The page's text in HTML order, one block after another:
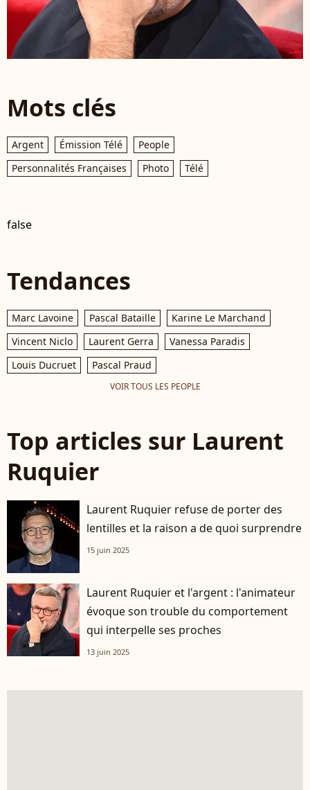
Mots clés
Argent Émission Télé
People
Personnalités Françaises
Photo Télé
false
Tendances
Marc Lavoine Pascal Bataille
Karine Le Marchand
Vincent Niclo
Laurent Gerra
Vanessa Paradis
Louis Ducruet
Pascal Praud
VOIR TOUS LES PEOPLE
Top articles sur Laurent
Ruquier
Laurent Ruquier refuse de porter des
lentilles et la raison a de quoi surprendre
15 juin 2025
Laurent Ruquier et l'argent : l'animateur
évoque son trouble du comportement
qui interpelle ses proches
13 juin 2025